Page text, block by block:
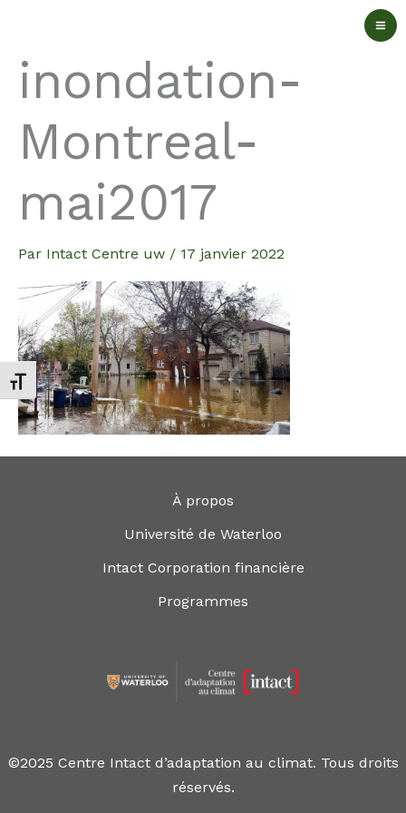
Changer la taille de la police
contenu
inondation-
Montreal-
mai2017
Par Intact Centre uw / 17 janvier 2022
À propos
Université de Waterloo
Intact Corporation financière
Programmes
©2025 Centre Intact d’adaptation au climat. Tous droits
réservés.